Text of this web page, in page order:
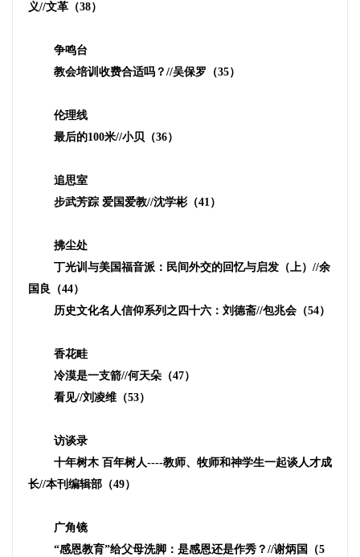
义//文革（38）
争鸣台
教会培训收费合适吗？ //吴保罗（35）
伦理线
最后的100米//小贝（36）
追思室
步武芳踪 爱国爱教//沈学彬（41）
拂尘处
丁光训与美国福音派：民间外交的回忆与启发（上） //余
国良（44）
历史文化名人信仰系列之四十六：刘德斋//包兆会（54）
香花畦
冷漠是一支箭//何天朵（47）
看见//刘凌维（53）
访谈录
十年树木 百年树人----教师、牧师和神学生一起谈人才成
长//本刊编辑部（49）
广角镜
“感恩教育”给父母洗脚：是感恩还是作秀？ //谢炳国（5